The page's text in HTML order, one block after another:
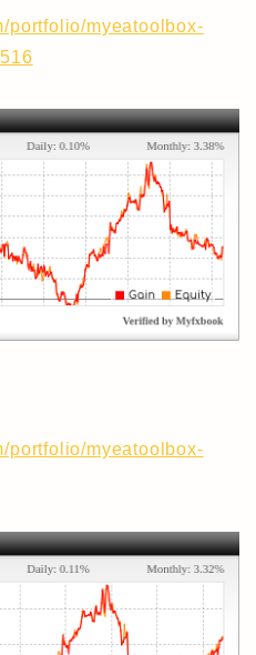
portfolio/myeatoolbox-
portfolio/myeatoolbox-